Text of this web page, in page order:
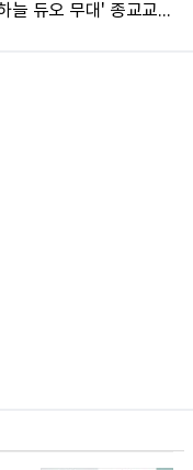
제72회 광화문음악회, 20일 '김대환·김하늘 듀오 무대' 종교교회서 무료 개최